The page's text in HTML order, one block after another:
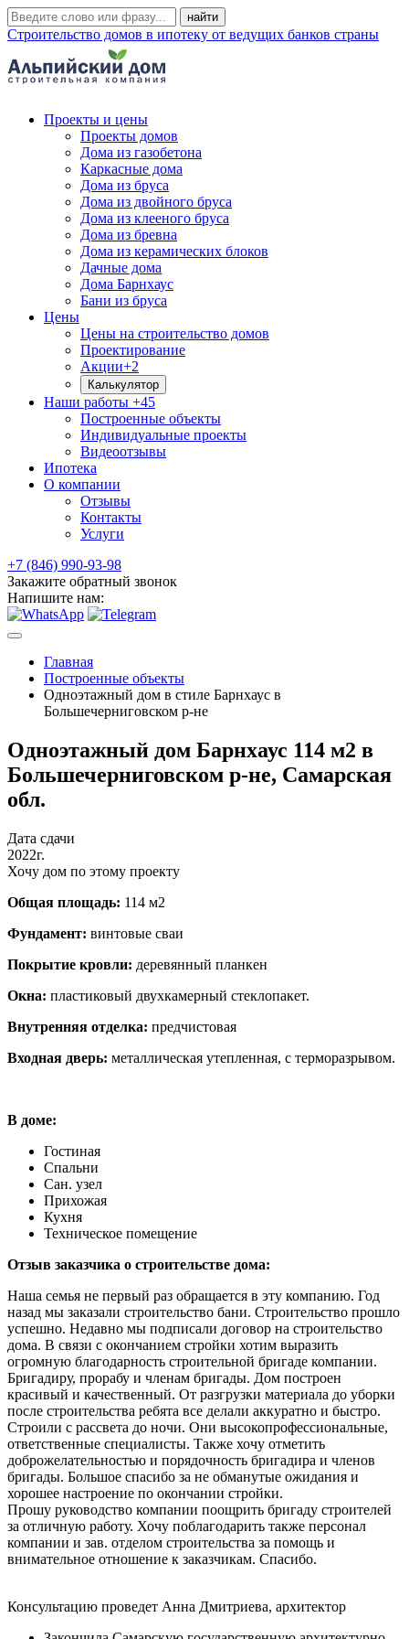
Строительство домов в ипотеку от ведущих банков страны
Проекты и цены
Проекты домов
Дома из газобетона
Каркасные дома
Дома из бруса
Дома из двойного бруса
Дома из клееного бруса
Дома из бревна
Дома из керамических блоков
Дачные дома
Дома Барнхаус
Бани из бруса
Цены
Цены на строительство домов
Проектирование
Акции+2
Калькулятор
Наши работы +45
Построенные объекты
Индивидуальные проекты
Видеоотзывы
Ипотека
О компании
Отзывы
Контакты
Услуги
+7 (846) 990-93-98
Закажите обратный звонок
Напишите нам:
Главная
Построенные объекты
Одноэтажный дом в стиле Барнхаус в
Большечерниговском р-не
Одноэтажный дом Барнхаус 114 м2 в
Большечерниговском р-не, Самарская
обл.
Дата сдачи
2022г.
Хочу дом по этому проекту
Общая площадь: 114 м2
Фундамент: винтовые сваи
Покрытие кровли: деревянный планкен
Окна: пластиковый двухкамерный стеклопакет.
Внутренняя отделка: предчистовая
Входная дверь: металлическая утепленная, с терморазрывом.
В доме:
Гостиная
Спальни
Сан. узел
Прихожая
Кухня
Техническое помещение
Отзыв заказчика о строительстве дома:
Наша семья не первый раз обращается в эту компанию. Год
назад мы заказали строительство бани. Строительство прошло
успешно. Недавно мы подписали договор на строительство
дома. В связи с окончанием стройки хотим выразить
огромную благодарность строительной бригаде компании.
Бригадиру, прорабу и членам бригады. Дом построен
красивый и качественный. От разгрузки материала до уборки
после строительства ребята все делали аккуратно и быстро.
Строили с рассвета до ночи. Они высокопрофессиональные,
ответственные специалисты. Также хочу отметить
доброжелательностью и порядочность бригадира и членов
бригады. Большое спасибо за не обманутые ожидания и
хорошее настроение по окончании стройки.
Прошу руководство компании поощрить бригаду строителей
за отличную работу. Хочу поблагодарить также персонал
компании и зав. отделом строительства за помощь и
внимательное отношение к заказчикам. Спасибо.
Консультацию проведет Анна Дмитриева, архитектор